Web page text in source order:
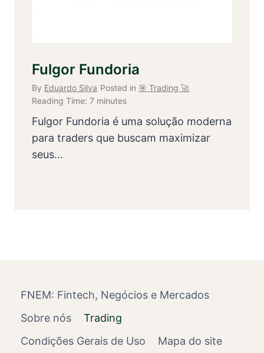
Fulgor Fundoria
By Eduardo Silva Posted in 🎯 Trading 🚀
Reading Time: 7 minutes
Fulgor Fundoria é uma solução moderna
para traders que buscam maximizar
seus...
FNEM: Fintech, Negócios e Mercados
Sobre nós
Trading
Condições Gerais de Uso
Mapa do site